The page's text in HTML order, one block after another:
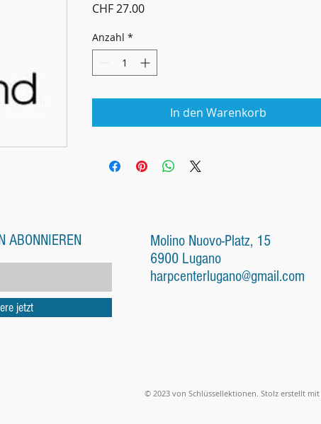
CHF 27.00Preis
Anzahl *
In den Warenkorb
ABONNIEREN
jetzt
Molino Nuovo-Platz, 15
6900 Lugano
harpcenterlugano@gmail.com
© 2023 von Schlüssellektionen. Stolz erstellt mit